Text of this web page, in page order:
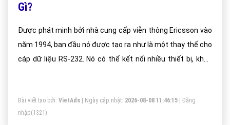
Gì?
Được phát minh bởi nhà cung cấp viễn thông Ericsson vào
năm 1994, ban đầu nó được tạo ra như là một thay thế cho
cáp dữ liệu RS-232. Nó có thể kết nối nhiều thiết bị, khắc
Bài viết tạo bởi: VietAds | Ngày cập nhật: 2026-08-08 11:46:15
Đăng
nhập(1321)